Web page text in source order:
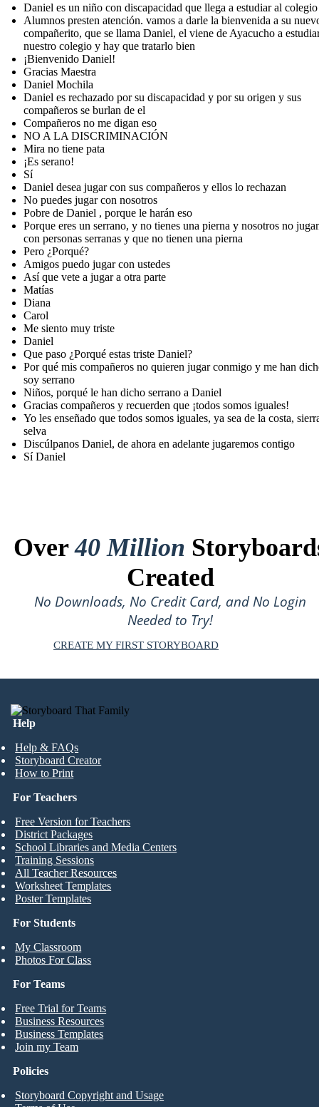
Daniel es un niño con discapacidad que llega a estudiar al colegio
Alumnos presten atención. vamos a darle la bienvenida a su
compañerito, que se llama Daniel, el viene de Ayacucho a
nuestro colegio y hay que tratarlo bien
¡Bienvenido Daniel!
Gracias Maestra
Daniel Mochila
Daniel es rechazado por su discapacidad y por su origen y sus
compañeros se burlan de el
Compañeros no me digan eso
NO A LA DISCRIMINACIÓN
Mira no tiene pata
¡Es serano!
Sí
Daniel desea jugar con sus compañeros y ellos lo rechazan
No puedes jugar con nosotros
Pobre de Daniel , porque le harán eso
Porque eres un serrano, y no tienes una pierna y nosotros no
con personas serranas y que no tienen una pierna
Pero ¿Porqué?
Amigos puedo jugar con ustedes
Así que vete a jugar a otra parte
Matías
Diana
Carol
Me siento muy triste
Daniel
Que paso ¿Porqué estas triste Daniel?
Por qué mis compañeros no quieren jugar conmigo y me han
soy serrano
Niños, porqué le han dicho serrano a Daniel
Gracias compañeros y recuerden que ¡todos somos iguales!
Yo les enseñado que todos somos iguales, ya sea de la costa,
selva
Discúlpanos Daniel, de ahora en adelante jugaremos contigo
Sí Daniel
Over40 Million
Created
No Downloads, No Credit Card, and No Login
Needed to Try!
CREATE MY FIRST STORYBOARD
Help
Help & FAQs
Storyboard Creator
How to Print
For Students
My Classroom
Photos For Class
For Teachers
Free Version for Teachers
District Packages
School Libraries and Media Centers
Training Sessions
All Teacher Resources
Worksheet Templates
Poster Templates
For Teams
Free Trial for Teams
Business Resources
Business Templates
Join my Team
Policies
Storyboard Copyright and Usage